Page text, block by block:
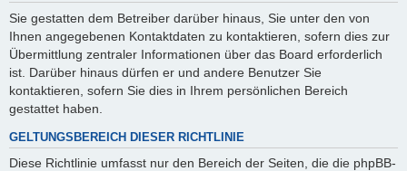
Sie gestatten dem Betreiber darüber hinaus, Sie unter den von
Ihnen angegebenen Kontaktdaten zu kontaktieren, sofern dies zur
Übermittlung zentraler Informationen über das Board erforderlich
ist. Darüber hinaus dürfen er und andere Benutzer Sie
kontaktieren, sofern Sie dies in Ihrem persönlichen Bereich
gestattet haben.
GELTUNGSBEREICH DIESER RICHTLINIE
Diese Richtlinie umfasst nur den Bereich der Seiten, die die phpBB-